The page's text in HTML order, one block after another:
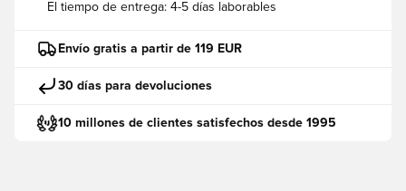
El tiempo de entrega: 4-5 días laborables
Envío gratis a partir de 119 EUR
30 días para devoluciones
10 millones de clientes satisfechos desde 1995